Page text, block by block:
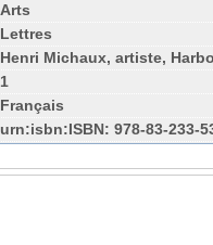
Arts
Lettres
Henri Michaux, artiste,
1
Français
urn:isbn:ISBN: 978-83-233-